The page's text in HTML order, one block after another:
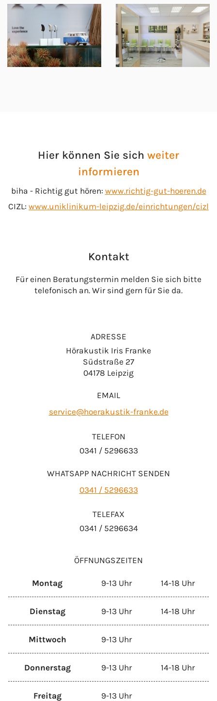
Hier können Sie sich weiter
informieren
biha - Richtig gut hören: www.richtig-gut-hoeren.de
CIZL: www.uniklinikum-leipzig.de/einrichtungen/cizl
Kontakt
Für einen Beratungstermin melden Sie sich bitte
telefonisch an. Wir sind gern für Sie da.
ADRESSE
Hörakustik Iris Franke
Südstraße 27
04178 Leipzig
EMAIL
service@hoerakustik-franke.de
TELEFON
0341 / 5296633
WHATSAPP NACHRICHT SENDEN
0341 / 5296633
TELEFAX
0341 / 5296634
ÖFFNUNGSZEITEN
Montag 9-13 Uhr 14-18 Uhr
Dienstag 9-13 Uhr 14-18 Uhr
Mittwoch 9-13 Uhr
Donnerstag 9-13 Uhr 14-18 Uhr
Freitag 9-13 Uhr